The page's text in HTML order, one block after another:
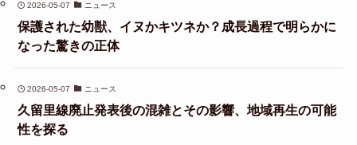
2026-05-07 ニュース
保護された幼獣、イヌかキツネか？成長過程で明らかに
なった驚きの正体
2026-05-07 ニュース
久留里線廃止発表後の混雑とその影響、地域再生の可能
性を探る